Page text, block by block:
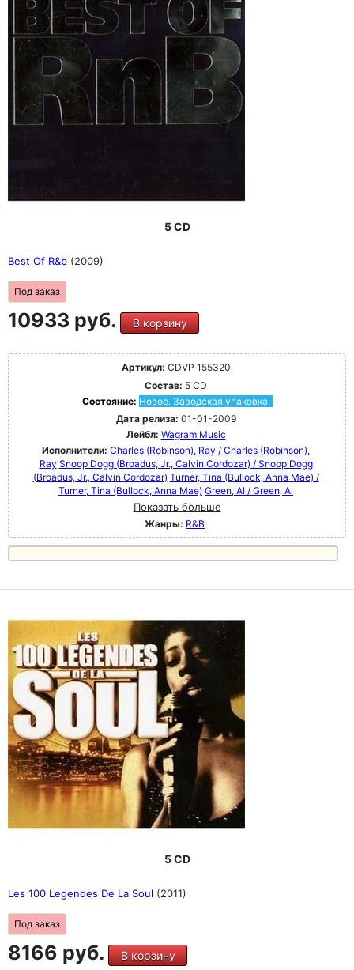
5 CD
Best Of R&b (2009)
Под заказ
10933 руб. В корзину
Артикул: CDVP 155320
Состав: 5 CD
Состояние: Новое. Заводская упаковка.
Дата релиза: 01-01-2009
Лейбл: Wagram Music
Исполнители: Charles (Robinson), Ray / Charles (Robinson),
Ray Snoop Dogg (Broadus, Jr., Calvin Cordozar) / Snoop Dogg
(Broadus, Jr., Calvin Cordozar) Turner, Tina (Bullock, Anna Mae) /
Turner, Tina (Bullock, Anna Mae) Green, Al / Green, Al
Показать больше
Жанры: R&B
5 CD
Les 100 Legendes De La Soul (2011)
Под заказ
8166 руб. В корзину